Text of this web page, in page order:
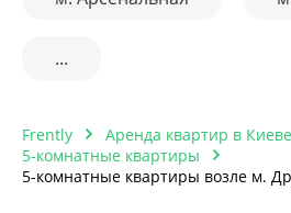
...
Frently
Аренда квартир в Киеве
5-комнатные квартиры
5-комнатные квартиры возле м.